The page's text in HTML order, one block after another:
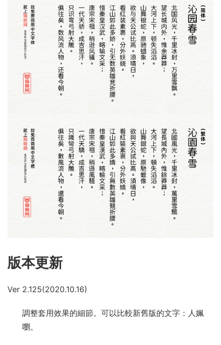
版本更新
Ver 2.125(2020.10.16)
調整套用效果的細節。可以比較新舊版的文字：人姵
嚠。